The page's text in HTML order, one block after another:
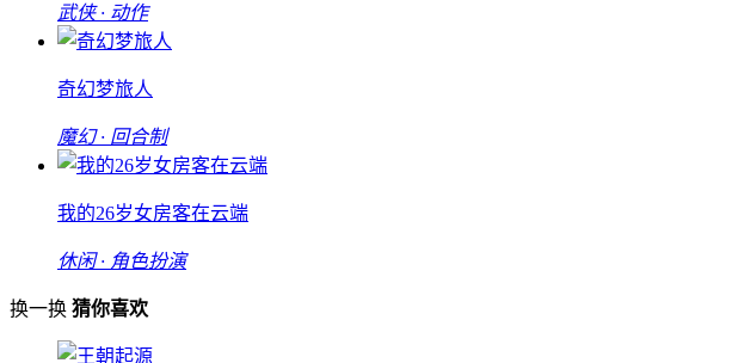
武侠 · 动作
奇幻梦旅人
魔幻 · 回合制
我的26岁女房客在云端
休闲 · 角色扮演
换一换 猜你喜欢